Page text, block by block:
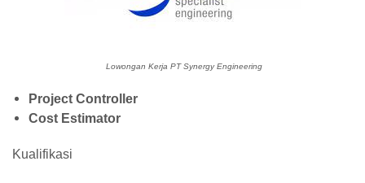
Lowongan Kerja PT Synergy Engineering
Project Controller
Cost Estimator
Kualifikasi